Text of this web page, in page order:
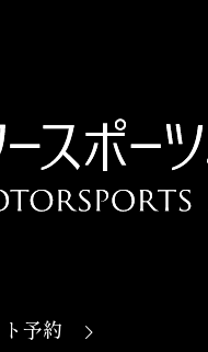
本日開館